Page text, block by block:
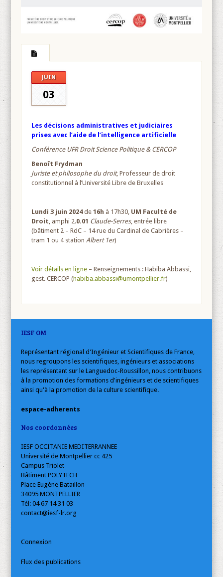
JUIN
03
Les décisions administratives et judiciaires
prises avec l’aide de l’intelligence artificielle
Conférence UFR Droit Science Politique & CERCOP
Benoît Frydman
Juriste et philosophe du droit, Professeur de droit
constitutionnel à l’Université Libre de Bruxelles
Lundi 3 juin 2024de16h à 17h30, UM Faculté de
Droit , amphi 2.0.01 Claude-Serres, entrée libre
(bâtiment 2 – RdC – 14 rue du Cardinal de Cabrières –
tram 1 ou 4 station Albert 1er)
Voir détails en ligne – Renseignements : Habiba Abbassi,
gest. CERCOP (habiba.abbassi@umontpellier.fr)
IESF OM
Représentant régional d'Ingénieur et Scientifiques de France,
nous regroupons les scientifiques, ingénieurs et associations
les représentant sur le Languedoc-Roussillon, nous contribuons
à la promotion des formations d'ingénieurs et de scientifiques
ainsi qu'à la promotion de la culture scientifique.
espace-adherents
Nos coordonnées
IESF OCCITANIE MEDITERRANNEE
Université de Montpellier cc 425
Campus Triolet
Bâtiment POLYTECH
Place Eugène Bataillon
34095 MONTPELLIER
Tél: 04 67 14 31 03
contact@iesf-lr.org
Connexion
Flux des publications